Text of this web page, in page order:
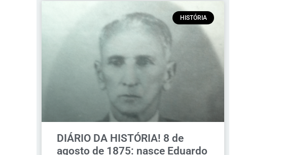
HISTÓRIA
DIÁRIO DA HISTÓRIA! 8 de
agosto de 1875: nasce Eduardo